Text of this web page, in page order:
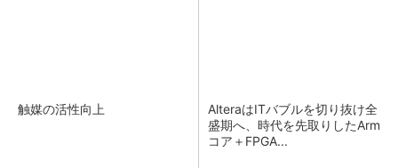
触媒の活性向上
AlteraはITバブルを切り抜け全
盛期へ、時代を先取りしたArm
コア＋FPGA...